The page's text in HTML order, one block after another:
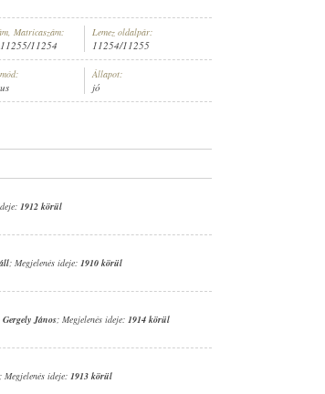
Matricaszám:
11254
Lemez oldalpár:
11254/11255
Állapot:
jó
1912 körül
; Megjelenés ideje: 1910 körül
Gergely János; Megjelenés ideje: 1914 körül
; Megjelenés ideje: 1913 körül